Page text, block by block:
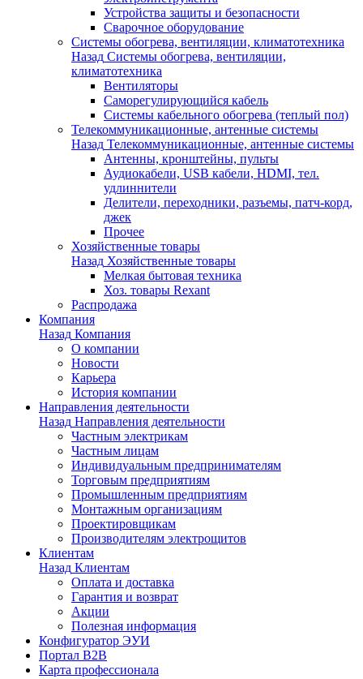
Устройства защиты и безопасности
Сварочное оборудование
Системы обогрева, вентиляции, климатотехника
Назад Системы обогрева, вентиляции,
климатотехника
Вентиляторы
Саморегулирующийся кабель
Системы кабельного обогрева (теплый пол)
Телекоммуникационные, антенные системы
Назад Телекоммуникационные, антенные системы
Антенны, кронштейны, пульты
Аудиокабели, USB кабели, HDMI, тел.
удлиннители
Делители, переходники, разъемы, патч-корд,
джек
Прочее
Хозяйственные товары
Назад Хозяйственные товары
Мелкая бытовая техника
Хоз. товары Rexant
Распродажа
Компания
Назад Компания
О компании
Новости
Карьера
История компании
Направления деятельности
Назад Направления деятельности
Частным электрикам
Частным лицам
Индивидуальным предпринимателям
Торговым предприятиям
Промышленным предприятиям
Монтажным организациям
Проектировщикам
Производителям электрощитов
Клиентам
Назад Клиентам
Оплата и доставка
Гарантия и возврат
Акции
Полезная информация
Конфигуратор ЭУИ
Портал B2B
Карта профессионала